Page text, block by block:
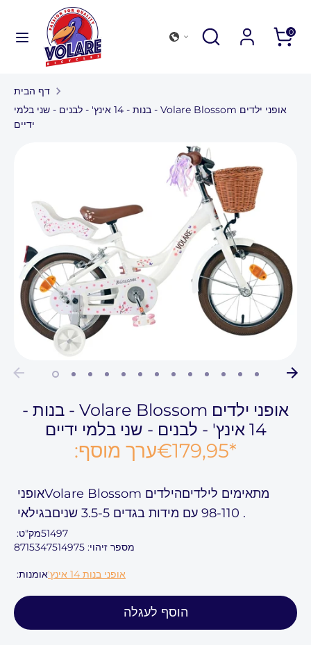
לְחַפֵּשׂ לְחַפֵּשׂ עיין
בחנות
שלנו
סגור
חיפוש
0
לְחַפֵּשׂעיין
שלנו
אוסף אופניים
עבור חברות
דף הבית
אופני ילדים Volare Blossom - בנות - 14 אינץ' - לבנים - שני בלמי
ידיים
אופני ילדים Volare Blossom - בנות -
14 אינץ' - לבנים - שני בלמי ידיים
ערך מוסף:€179,95*
אופני הילדים Volare Blossomמתאימים לילדים
בגילאי
3.5-5 שנים עם מידות בגדים 98-110 .
מק"ט:51497
מספר זיהוי: 8715347514975
אומנות: אופני בנות 14 אינץ'
הוסף לעגלה